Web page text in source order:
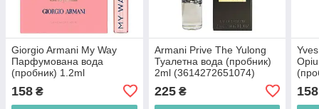
Giorgio Armani My Way
Парфумована вода
(пробник) 1.2ml
158 ₴
Armani Prive The Yulong
Туалетна вода (пробник)
2ml (3614272651074)
225₴ 158